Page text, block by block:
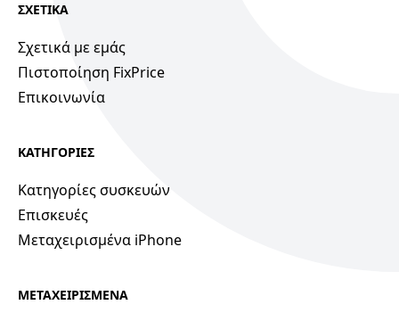
ΣΧΕΤΙΚΑ
Σχετικά με εμάς
Πιστοποίηση FixPrice
Επικοινωνία
ΚΑΤΗΓΟΡΙΕΣ
Κατηγορίες συσκευών
Επισκευές
Μεταχειρισμένα iPhone
ΜΕΤΑΧΕΙΡΙΣΜΕΝΑ